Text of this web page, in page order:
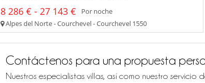
8 286 € - 27 143 €
Por noche
Alpes del Norte - Courchevel - Courchevel 1550
Contáctenos para una propuesta
Nuestros especialistas villas, así como nuestro